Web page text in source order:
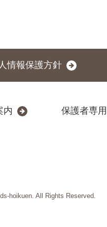
情報保護方針
内 保護者専
hoikuen. All Rights Reserved.